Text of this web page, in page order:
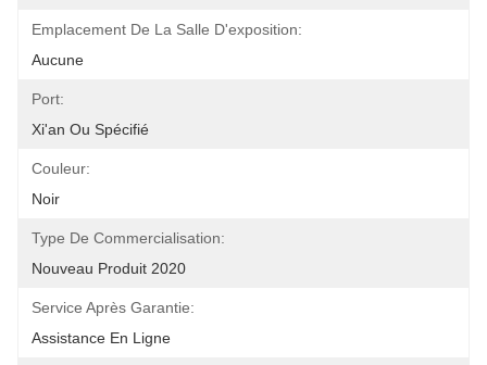
Emplacement De La Salle D'exposition:
Aucune
Port:
Xi'an Ou Spécifié
Couleur:
Noir
Type De Commercialisation:
Nouveau Produit 2020
Service Après Garantie:
Assistance En Ligne